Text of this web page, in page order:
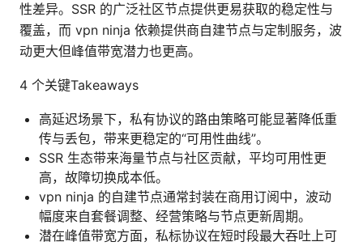
性差异。SSR 的广泛社区节点提供更易获取的稳定性与
覆盖，而 vpn ninja 依赖提供商自建节点与定制服务，波
动更大但峰值带宽潜力也更高。
4 个关键Takeaways
高延迟场景下，私有协议的路由策略可能显著降低重
传与丢包，带来更稳定的“可用性曲线”。
SSR 生态带来海量节点与社区贡献，平均可用性更
高，故障切换成本低。
vpn ninja 的自建节点通常封装在商用订阅中，波动
幅度来自套餐调整、经营策略与节点更新周期。
潜在峰值带宽方面，私标协议在短时段最大吞吐上可